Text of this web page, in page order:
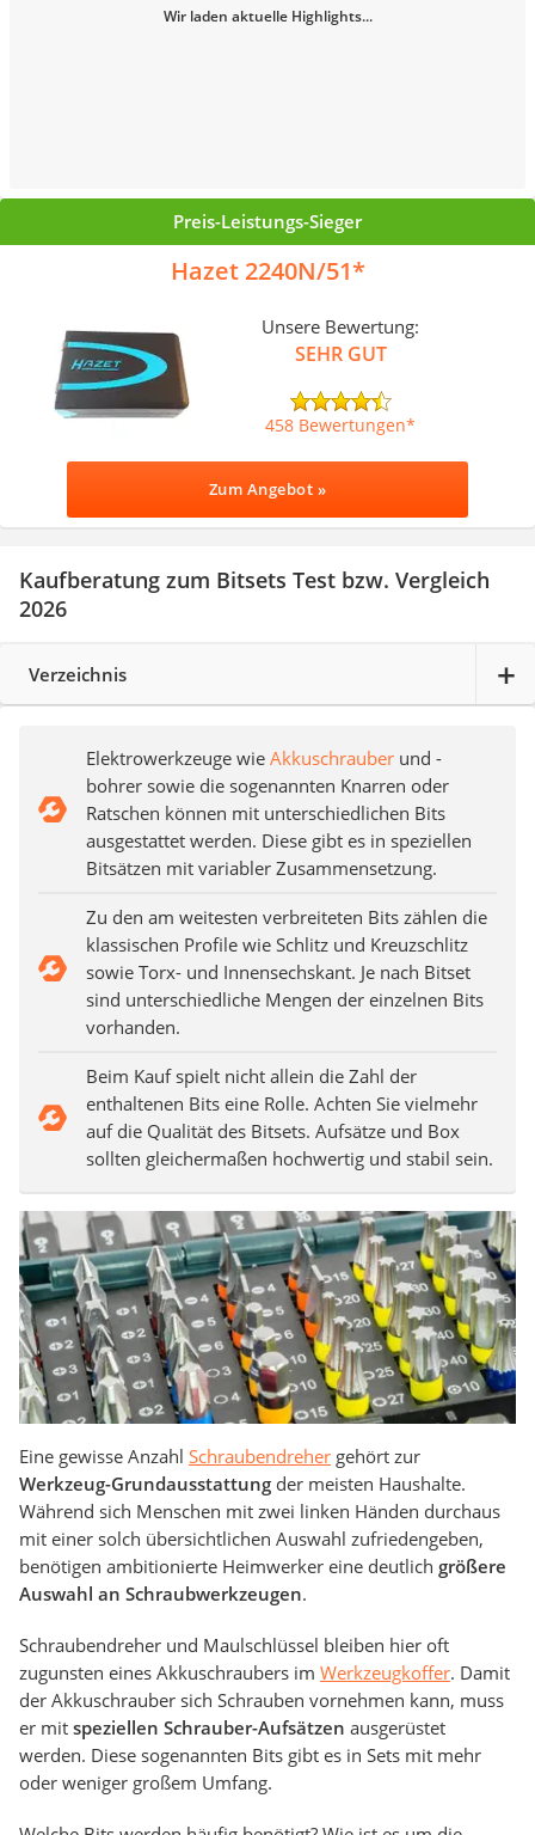
Wir laden aktuelle Highlights...
Preis-Leistungs-Sieger
Hazet 2240N/51
Unsere Bewertung:
SEHR GUT
458 Bewertungen
Zum Angebot »
Kaufberatung zum Bitsets Test bzw. Vergleich
2026
Verzeichnis
Elektrowerkzeuge wie Akkuschrauber und -
bohrer sowie die sogenannten Knarren oder
Ratschen können mit unterschiedlichen Bits
ausgestattet werden. Diese gibt es in speziellen
Bitsätzen mit variabler Zusammensetzung.
Zu den am weitesten verbreiteten Bits zählen die
klassischen Profile wie Schlitz und Kreuzschlitz
sowie Torx- und Innensechskant. Je nach Bitset
sind unterschiedliche Mengen der einzelnen Bits
vorhanden.
Beim Kauf spielt nicht allein die Zahl der
enthaltenen Bits eine Rolle. Achten Sie vielmehr
auf die Qualität des Bitsets. Aufsätze und Box
sollten gleichermaßen hochwertig und stabil sein.
Eine gewisse Anzahl Schraubendreher gehört zur
Werkzeug-Grundausstattung der meisten Haushalte.
Während sich Menschen mit zwei linken Händen durchaus
mit einer solch übersichtlichen Auswahl zufriedengeben,
benötigen ambitionierte Heimwerker eine deutlich größere
Auswahl an Schraubwerkzeugen.
Schraubendreher und Maulschlüssel bleiben hier oft
zugunsten eines Akkuschraubers im Werkzeugkoffer. Damit
der Akkuschrauber sich Schrauben vornehmen kann, muss
er mit speziellen Schrauber-Aufsätzen ausgerüstet
werden. Diese sogenannten Bits gibt es in Sets mit mehr
oder weniger großem Umfang.